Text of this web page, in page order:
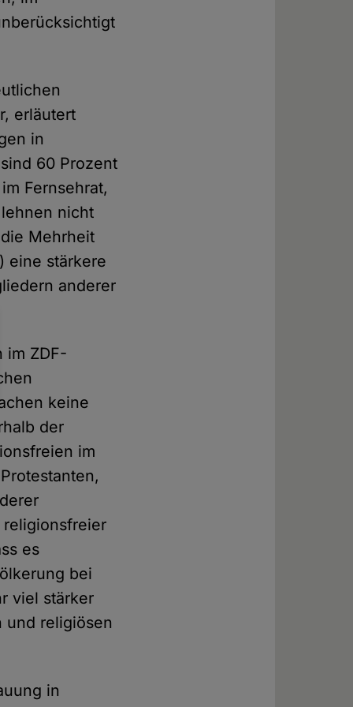
erläutert
in
60 Prozent
Fernsehrat,
nicht
Mehrheit
eine stärkere
anderer
im ZDF-
keine
der
im
es
bei
viel stärker
und religiösen
in